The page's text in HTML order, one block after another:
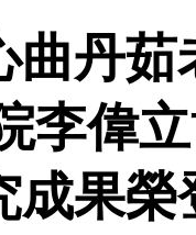
曲丹
李偉
成果榮